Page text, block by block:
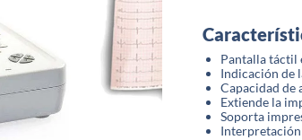
Pantalla táctil
Indicación de
Capacidad de
Extiende la
Soporta
Interpretación